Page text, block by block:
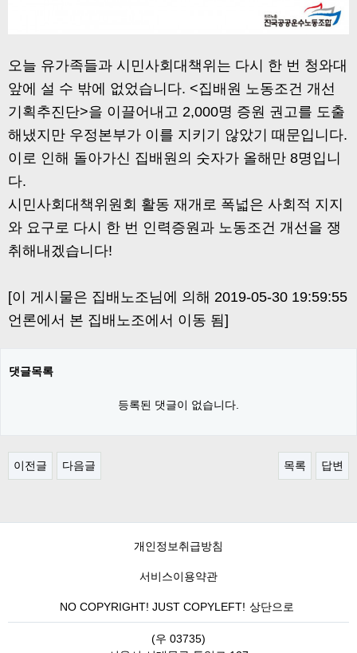
오늘 유가족들과 시민사회대책위는 다시 한 번 청와대
앞에 설 수 밖에 없었습니다. <집배원 노동조건 개선
기획추진단>을 이끌어내고 2,000명 증원 권고를 도출
해냈지만 우정본부가 이를 지키기 않았기 때문입니다.
이로 인해 돌아가신 집배원의 숫자가 올해만 8명입니
다.
시민사회대책위원회 활동 재개로 폭넓은 사회적 지지
와 요구로 다시 한 번 인력증원과 노동조건 개선을 쟁
취해내겠습니다!
[이 게시물은 집배노조님에 의해 2019-05-30 19:59:55
언론에서 본 집배노조에서 이동 됨]
댓글목록
등록된 댓글이 없습니다.
이전글 다음글 목록 답변
개인정보취급방침
서비스이용약관
NO COPYRIGHT! JUST COPYLEFT! 상단으로
(우 03735)